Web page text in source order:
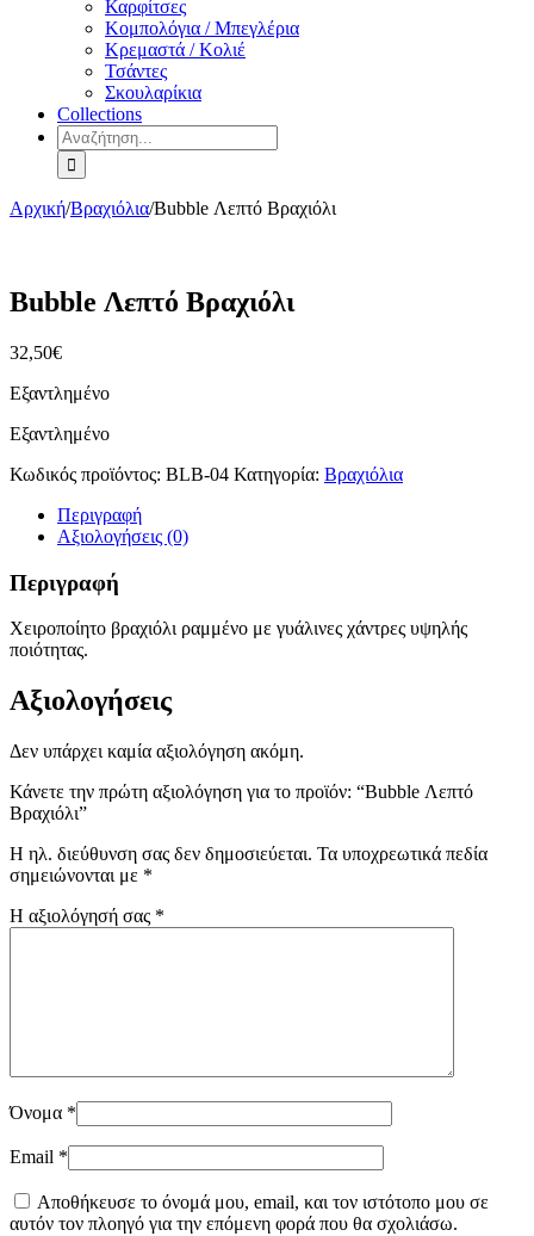
Καρφίτσες
Κομπολόγια / Μπεγλέρια
Κρεμαστά / Κολιέ
Τσάντες
Σκουλαρίκια
Collections
Αναζήτηση
για:
Αρχική/Βραχιόλια/Bubble Λεπτό Βραχιόλι
Bubble Λεπτό Βραχιόλι
32,50€
Εξαντλημένο
Εξαντλημένο
Κωδικός προϊόντος: BLB-04 Κατηγορία: Βραχιόλια
Περιγραφή
Αξιολογήσεις (0)
Περιγραφή
Χειροποίητο βραχιόλι ραμμένο με γυάλινες χάντρες υψηλής
ποιότητας.
Αξιολογήσεις
Δεν υπάρχει καμία αξιολόγηση ακόμη.
Κάνετε την πρώτη αξιολόγηση για το προϊόν: “Bubble Λεπτό
Βραχιόλι”
Η ηλ. διεύθυνση σας δεν δημοσιεύεται. Τα υποχρεωτικά πεδία
σημειώνονται με *
Η αξιολόγησή σας *
Όνομα *
Email *
Αποθήκευσε το όνομά μου, email, και τον ιστότοπο μου σε
αυτόν τον πλοηγό για την επόμενη φορά που θα σχολιάσω.